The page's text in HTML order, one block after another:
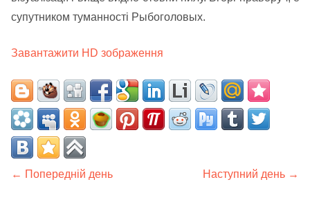
супутником туманності Рыбоголовых.
Завантажити HD зображення
← Попередній день Наступний день →